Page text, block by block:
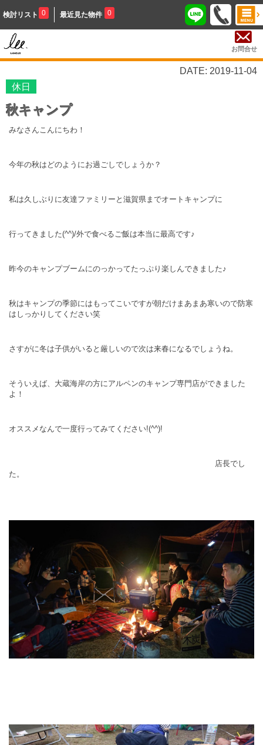
検討リスト 0 最近見た物件 0
お問合せ
DATE: 2019-11-04
休日
秋キャンプ
みなさんこんにちわ！
今年の秋はどのようにお過ごしでしょうか？
私は久しぶりに友達ファミリーと滋賀県までオートキャンプに
行ってきました(^^)/外で食べるご飯は本当に最高です♪
昨今のキャンプブームにのっかってたっぷり楽しんできました♪
秋はキャンプの季節にはもってこいですが朝だけまあまあ寒いので防寒
はしっかりしてください笑
さすがに冬は子供がいると厳しいので次は来春になるでしょうね。
そういえば、大蔵海岸の方にアルペンのキャンプ専門店ができました
よ！
オススメなんで一度行ってみてください!(^^)!
店長でし
た。